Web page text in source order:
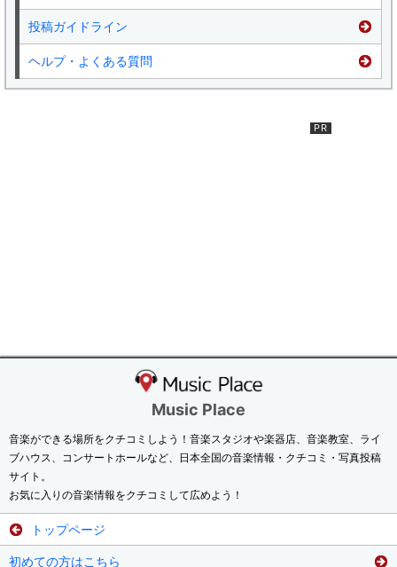
投稿ガイドライン
ヘルプ・よくある質問
Music Place
音楽ができる場所をクチコミしよう！音楽スタジオや楽器店、音楽教室、ライ
ブハウス、コンサートホールなど、日本全国の音楽情報・クチコミ・写真投稿
サイト。
お気に入りの音楽情報をクチコミして広めよう！
トップページ
初めての方はこちら